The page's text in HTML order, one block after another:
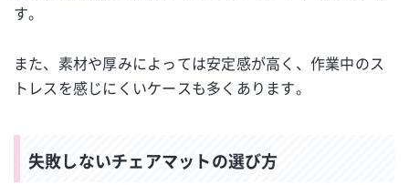
す。
また、素材や厚みによっては安定感が高く、作業中のス
トレスを感じにくいケースも多くあります。
失敗しないチェアマットの選び方